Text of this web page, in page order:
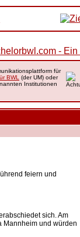
für
BWL
(der UM) oder
Institutionen
feiern und
sich. Am
Mannheim und würden